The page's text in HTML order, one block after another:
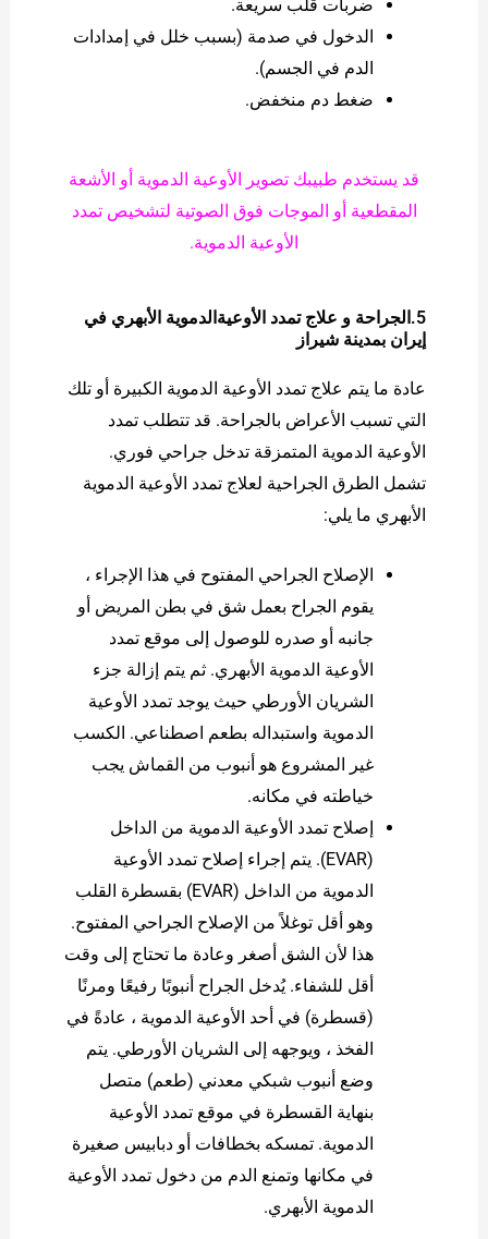
ضربات قلب سريعة.
الدخول في صدمة (بسبب خلل في إمدادات
الدم في الجسم).
ضغط دم منخفض.
قد يستخدم طبيبك تصوير الأوعية الدموية أو الأشعة
المقطعية أو الموجات فوق الصوتية لتشخيص تمدد
الأوعية الدموية.
5.الجراحة و علاج تمدد الأوعيةالدموية الأبهري في
إيران بمدينة شيراز
عادة ما يتم علاج تمدد الأوعية الدموية الكبيرة أو تلك
التي تسبب الأعراض بالجراحة. قد تتطلب تمدد
الأوعية الدموية المتمزقة تدخل جراحي فوري.
تشمل الطرق الجراحية لعلاج تمدد الأوعية الدموية
الأبهري ما يلي:
الإصلاح الجراحي المفتوح في هذا الإجراء ،
يقوم الجراح بعمل شق في بطن المريض أو
جانبه أو صدره للوصول إلى موقع تمدد
الأوعية الدموية الأبهري. ثم يتم إزالة جزء
الشريان الأورطي حيث يوجد تمدد الأوعية
الدموية واستبداله بطعم اصطناعي. الكسب
غير المشروع هو أنبوب من القماش يجب
خياطته في مكانه.
إصلاح تمدد الأوعية الدموية من الداخل
(EVAR). يتم إجراء إصلاح تمدد الأوعية
الدموية من الداخل (EVAR) بقسطرة القلب
وهو أقل توغلاً من الإصلاح الجراحي المفتوح.
هذا لأن الشق أصغر وعادة ما تحتاج إلى وقت
أقل للشفاء. يُدخل الجراح أنبوبًا رفيعًا ومرنًا
(قسطرة) في أحد الأوعية الدموية ، عادةً في
الفخذ ، ويوجهه إلى الشريان الأورطي. يتم
وضع أنبوب شبكي معدني (طعم) متصل
بنهاية القسطرة في موقع تمدد الأوعية
الدموية. تمسكه بخطافات أو دبابيس صغيرة
في مكانها وتمنع الدم من دخول تمدد الأوعية
الدموية الأبهري.